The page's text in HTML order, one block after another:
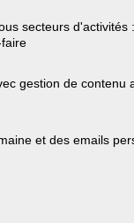
secteurs d'activités
gestion de contenu
et des emails